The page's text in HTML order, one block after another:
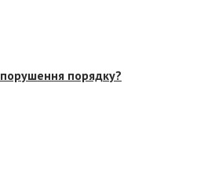
порядку?